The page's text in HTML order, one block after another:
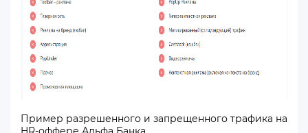
Пример разрешенного и запрещенного трафика на